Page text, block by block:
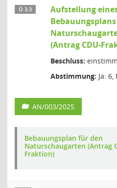
Ö 3.3
Aufstellung
(Antrag CDU-
Beschluss:
Abstimmung: Ja:
AN/003/2025
Bebauungsplan für den
Naturschaugarten (Antrag
Fraktion)